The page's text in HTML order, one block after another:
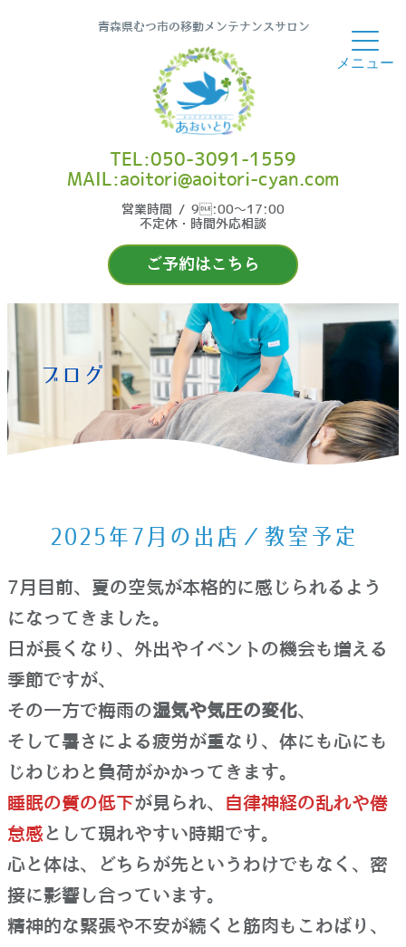
青森県むつ市の移動メンテナンスサロン
ご予約はこちら
TEL:050-3091-1559
MAIL:aoitori@aoitori-cyan.com
営業時間 / 9:00〜17:00
不定休・時間外応相談
ブログ
2025年7月の出店／教室予定
7月目前、夏の空気が本格的に感じられるよう
になってきました。
日が長くなり、外出やイベントの機会も増える
季節ですが、
その一方で梅雨の湿気や気圧の変化、
そして暑さによる疲労が重なり、体にも心にも
じわじわと負荷がかかってきます。
睡眠の質の低下が見られ、
自律神経の乱れや倦
怠感として現れやすい時期です。
心と体は、どちらが先というわけでもなく、密
接に影響し合っています。
精神的な緊張や不安が続くと筋肉もこわばり、